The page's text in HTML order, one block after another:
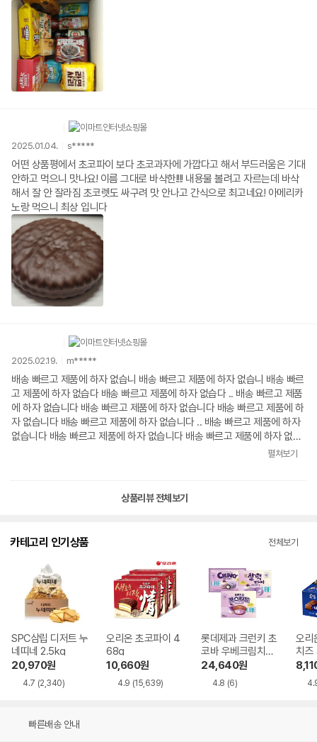
2025.01.04. s*****
어떤 상품평에서 초코파이 보다 초코과자에 가깝다고 해서 부드러움은 기대
안하고 먹으니 맛나요! 이름 그대로 바삭한!!!! 내용물 볼려고 자르는데 바삭
해서 잘 안 잘라짐 초코렛도 싸구려 맛 안나고 간식으로 최고네요! 아메리카
노랑 먹으니 최상 입니다
2025.02.19. m*****
배송 빠르고 제품에 하자 없습니 배송 빠르고 제품에 하자 없습니 배송 빠르
고 제품에 하자 없습다 배송 빠르고 제품에 하자 없습다 .. 배송 빠르고 제품
에 하자 없습니다 배송 빠르고 제품에 하자 없습니다 배송 빠르고 제품에 하
자 없습니다 배송 빠르고 제품에 하자 없습니다 .. 배송 빠르고 제품에 하자
없습니다 배송 빠르고 제품에 하자 없습니다 배송 빠르고 제품에 하자 없습
니다 배송 빠르고 제품에 하자 없습니다 .. 배송 빠르고 제품에 하자 없습니
빠르고 제품에 하자 없습니다 배송 빠르고 제품에 하자 없습니다 배송 빠르
고 제품에 하자 없습니다 .. 배송 빠르고 제품에 하자 없습니다 배송 빠르고
에 하자 없습니다 .. 배송 빠르고 제품에 하자 없습니다 배송 빠르고 제품에
하자 없습니다 ㅎㅎㅋㅋ
펼쳐보기
상품리뷰 전체보기
카테고리 인기상품 전체보기
SPC삼립 디저트 누
네띠네 2.5kg
20,970원
4.7 (2,340)
오리온 초코파이 4
68g
10,660원
4.9 (15,639)
롯데제과 크런키 초
코바 우베크림치즈
330g + 카스타드
우베라떼 414g +
찰떡파이 우베크림
24,640원
4.8 (6)
오리
치
g
빠른배송 안내